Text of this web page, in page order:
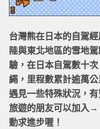
台灣熊在日本的自駕
陸與東北地區的雪地
驗，在日本自駕數十
繩， 里程數累計逾萬公
遇見一些特殊狀況，
旅遊的朋友可以加入→
動求進步喔！